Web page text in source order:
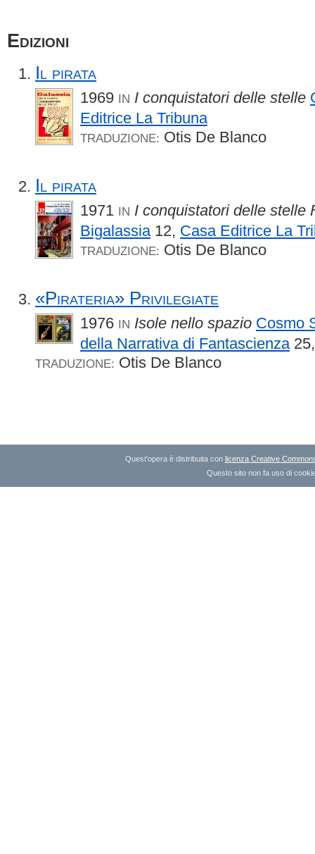
Edizioni
Il pirata
1969 IN I conquistatori delle stelle
Editrice La Tribuna
TRADUZIONE: Otis De Blanco
Il pirata
1971 IN I conquistatori delle stelle
Bigalassia 12, Casa Editrice La
TRADUZIONE: Otis De Blanco
«Pirateria» Privilegiate
1976 IN Isole nello spazio Cosmo
della Narrativa di Fantascienza
TRADUZIONE: Otis De Blanco
Quest'opera è distribuita con licenza Creative
Questo sito non fa uso di